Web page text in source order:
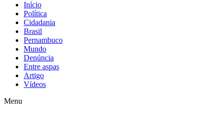
Início
Política
Cidadania
Brasil
Pernambuco
Mundo
Denúncia
Entre aspas
Artigo
Vídeos
Menu